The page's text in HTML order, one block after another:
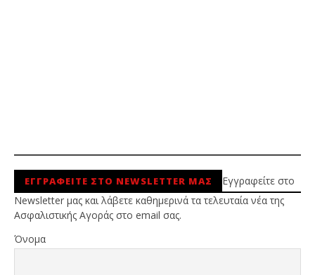
ΕΓΓΡΑΦΕΙΤΕ ΣΤΟ NEWSLETTER ΜΑΣ
Εγγραφείτε στο
Newsletter μας και λάβετε καθημερινά τα τελευταία νέα της
Ασφαλιστικής Αγοράς στο email σας.
Όνομα